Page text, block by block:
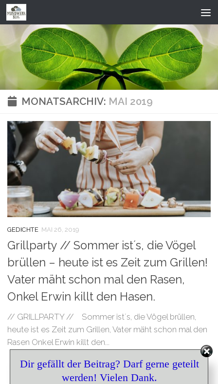
Zum Inhalt springen
MONATSARCHIV: MAI 2019
GEDICHTE MAI 26, 2019
Grillparty // Sommer ist´s, die Vögel
brüllen – heute ist es Zeit zum Grillen!
Vater mäht schon mal den Rasen,
Onkel Erwin killt den Hasen.
// GRILLPARTY // Sommer ist´s, die Vögel brüllen,
heute ist es Zeit zum Grillen, Vater mäht schon mal den
Rasen Onkel Erwin killt den...
Dir gefällt der Beitrag? Darf gerne geteilt
werden! Vielen Dank.
Set Youtube Channel ID